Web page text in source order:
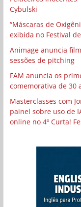
Cybulski
“Máscaras de
exibida no Festival
Animage anuncia
sessões de pitching
FAM anuncia os
comemorativa de 30
Masterclasses com
painel sobre uso de
online no 4º Curta!